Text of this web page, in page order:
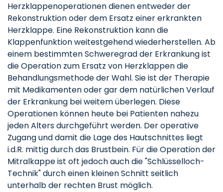
Herzklappenoperationen dienen entweder der
Rekonstruktion oder dem Ersatz einer erkrankten
Herzklappe. Eine Rekonstruktion kann die
Klappenfunktion weitestgehend wiederherstellen. Ab
einem bestimmten Schweregrad der Erkrankung ist
die Operation zum Ersatz von Herzklappen die
Behandlungsmethode der Wahl. Sie ist der Therapie
mit Medikamenten oder gar dem natürlichen Verlauf
der Erkrankung bei weitem überlegen. Diese
Operationen können heute bei Patienten nahezu
jeden Alters durchgeführt werden. Der operative
Zugang und damit die Lage des Hautschnittes liegt
i.d.R. mittig durch das Brustbein. Für die Operation der
Mitralkappe ist oft jedoch auch die "Schlüsselloch-
Technik" durch einen kleinen Schnitt seitlich
unterhalb der rechten Brust möglich.